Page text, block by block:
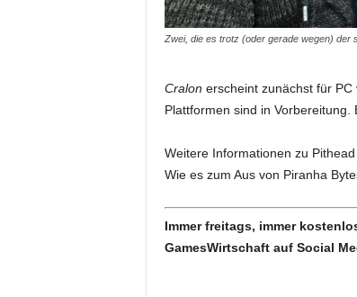
Zwei, die es trotz (oder gerade wegen) der
Cralon erscheint zunächst für PC
Plattformen sind in Vorbereitung.
Weitere Informationen zu
Wie es zum Aus von Piranha
Immer freitags, immer
GamesWirtschaft auf Social